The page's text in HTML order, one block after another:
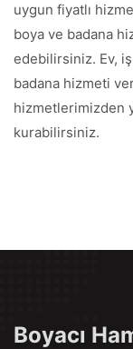
uygun fiyatlı
boya ve badana
edebilirsiniz. Ev,
badana hizmeti
hizmetlerimizden
kurabilirsiniz.
Boyacı